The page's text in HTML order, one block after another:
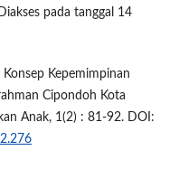
pada tanggal 14
Kepemimpinan
Cipondoh Kota
Anak, 1(2) : 81-92. DOI: